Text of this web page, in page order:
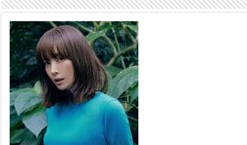
Нийслэлийн харьяа амаржих
газруудыг “Эх, хүүхдийн төв”
болгон өргөтгөнө
2026 оны 7 сар 27 / 9 цаг 58 минут
ТӨВ АЙМАГТ ӨВЛИЙН
БЭЛТГЭЛ АЖИЛ 80 ХУВЬТАЙ
ҮРГЭЛЖИЛЖ БАЙНА
2026 оны 7 сар 27 / 9 цаг 51 минут